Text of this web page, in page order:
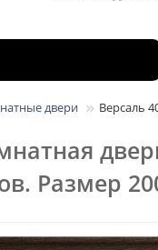
двери Версаль
Размер